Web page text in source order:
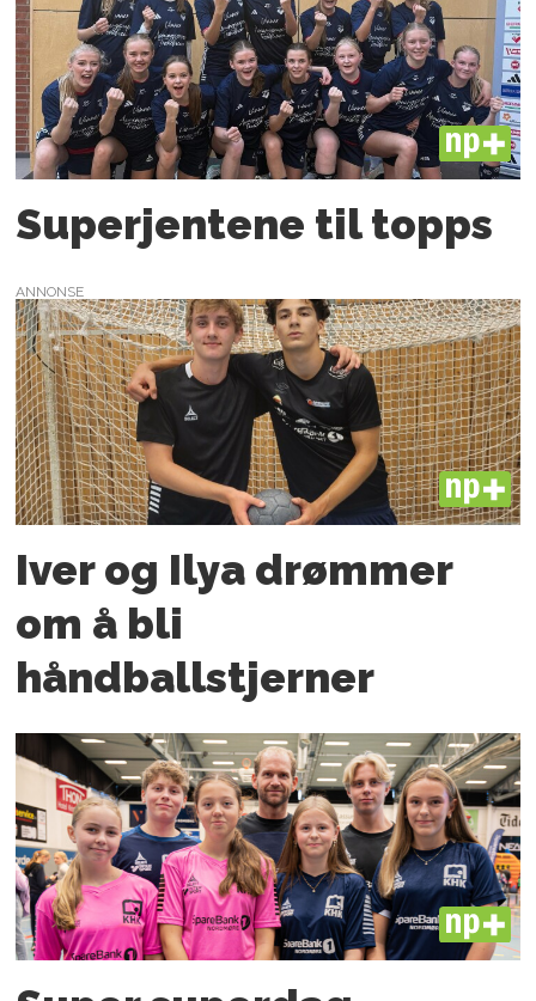
PLUS
Superjentene til topps
ANNONSE
PLUS
Iver og Ilya drømmer
om å bli
håndballstjerner
PLUS